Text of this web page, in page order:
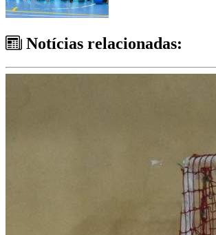
Notícias relacionadas: